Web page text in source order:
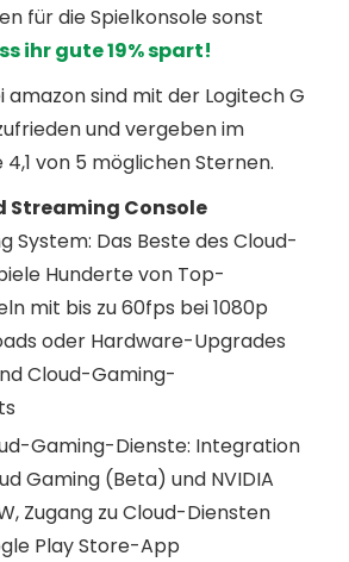
für die Spielkonsole sonst
ihr gute 19% spart!
amazon sind mit der Logitech G
und vergeben im
von 5 möglichen Sternen.
Streaming Console
System: Das Beste des Cloud-
Hunderte von Top-
mit bis zu 60fps bei 1080p
oder Hardware-Upgrades
Cloud-Gaming-
Gaming-Dienste: Integration
Gaming (Beta) und NVIDIA
Zugang zu Cloud-Diensten
Play Store-App